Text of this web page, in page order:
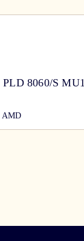
8060/S MU1
AMD